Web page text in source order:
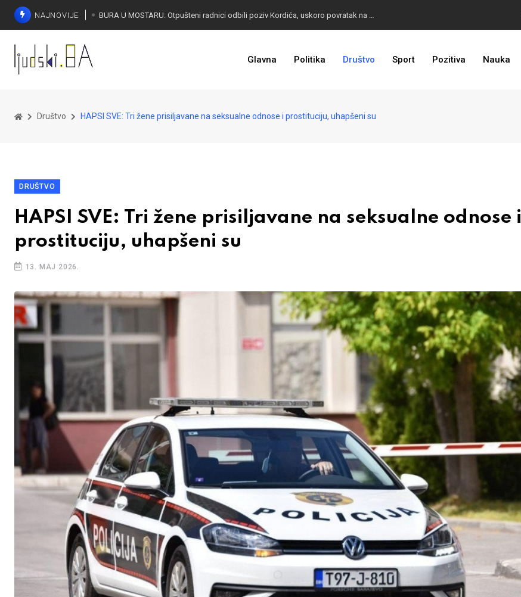
NAJNOVIJE
Glavna Politika Društvo Sport Pozitiva Nauka
Društvo HAPSI SVE: Tri žene prisiljavane na seksualne odnose i prostituciju, uhapšeni su
DRUŠTVO
HAPSI SVE: Tri žene prisiljavane na seksualne odnose i
prostituciju, uhapšeni su
13. MAJ 2026.